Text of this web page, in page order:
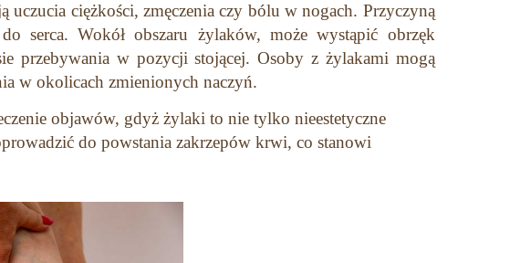
uczucia ciężkości, zmęczenia czy bólu w nogach. Przyczyną
serca. Wokół obszaru żylaków, może wystąpić obrzęk
przebywania w pozycji stojącej. Osoby z żylakami mogą
w okolicach zmienionych naczyń.
objawów, gdyż żylaki to nie tylko nieestetyczne
do powstania zakrzepów krwi, co stanowi